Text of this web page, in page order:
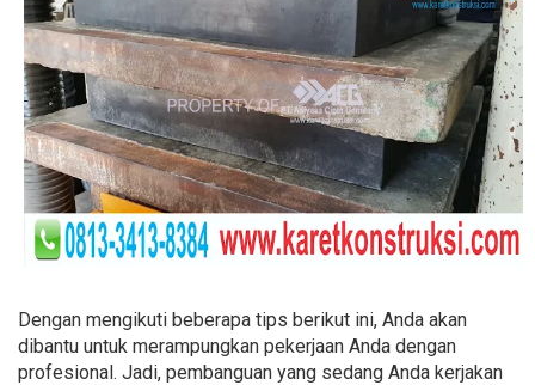
Dengan mengikuti beberapa tips berikut ini, Anda akan
dibantu untuk merampungkan pekerjaan Anda dengan
profesional. Jadi, pembanguan yang sedang Anda kerjakan